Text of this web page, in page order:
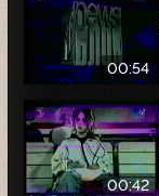
00:54
00:42